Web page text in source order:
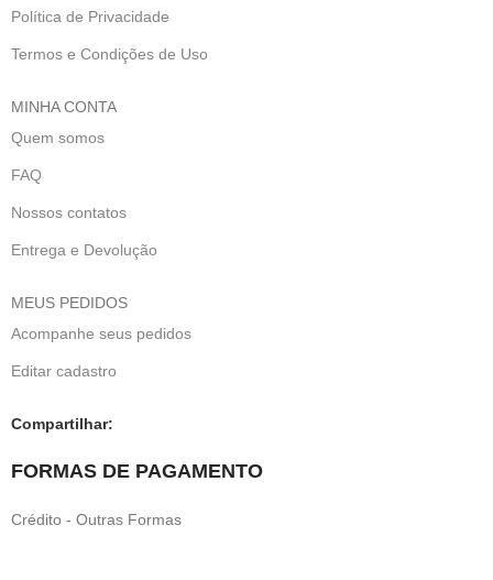
Política de Privacidade
Termos e Condições de Uso
MINHA CONTA
Quem somos
FAQ
Nossos contatos
Entrega e Devolução
MEUS PEDIDOS
Acompanhe seus pedidos
Editar cadastro
Compartilhar:
FORMAS DE PAGAMENTO
Crédito - Outras Formas